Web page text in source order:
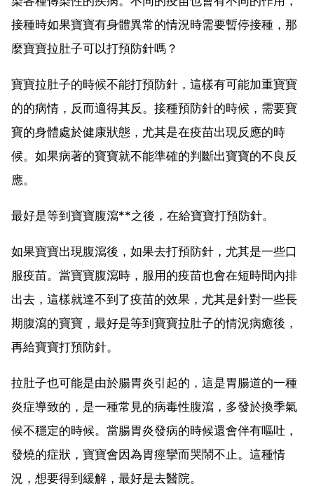
接種時如果寶寶有身體異常的情況時需要暫停接種，那
麼寶寶拉肚子可以打預防針嗎？
寶寶拉肚子的時候不能打預防針，這樣有可能加重寶寶
的的病情，反而適得其反。接種預防針的時候，需要寶
寶的身體處於健康狀態，尤其是在疫苗出現反應的時
候。如果病著的寶寶就不能準確的判斷出寶寶的不良反
應。
最好是等到寶寶腹瀉**之後，在給寶寶打預防針。
如果寶寶出現腹瀉後，如果去打預防針，尤其是一些口
服疫苗。當寶寶腹瀉時，服用的疫苗也會在短時間內排
出去，這樣就達不到了疫苗的效果，尤其是針對一些長
期腹瀉的寶寶，最好是等到寶寶拉肚子的情況病癒後，
再給寶寶打預防針。
拉肚子也可能是由於腸胃炎引起的，這是胃腸道的一種
炎症導致的，是一種常見的病毒性腹瀉，多發於換季氣
候不穩定的時候。當腸胃炎發病的時候還會伴有嘔吐，
發燒的症狀，寶寶會因為胃痙攣而哭鬧不止。這種情
況，想要得到緩解，最好是去醫院。